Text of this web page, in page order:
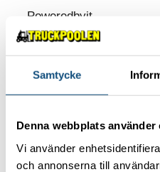
Samtycke
Denna webbplats använder
Vi använder
och annonserna till
Poweredbyit
Work